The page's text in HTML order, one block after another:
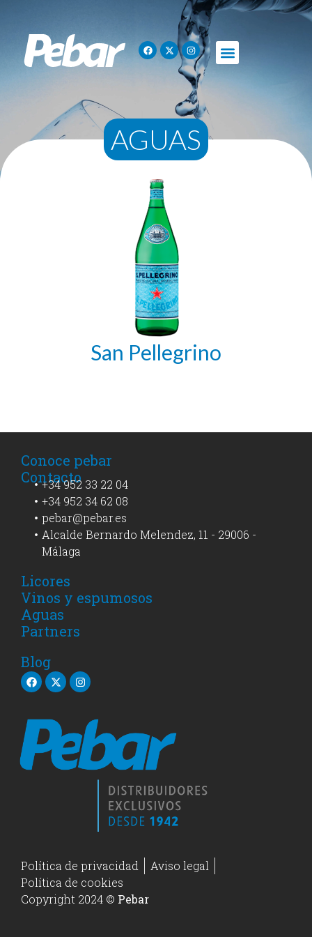
AGUAS
San Pellegrino
Conoce pebar
Contacto
+34 952 33 22 04
+34 952 34 62 08
pebar@pebar.es
Alcalde Bernardo Melendez, 11 - 29006 -
Málaga
Licores
Vinos y espumosos
Aguas
Partners
Blog
Política de privacidad
Aviso legal
Política de cookies
Copyright 2024 © Pebar